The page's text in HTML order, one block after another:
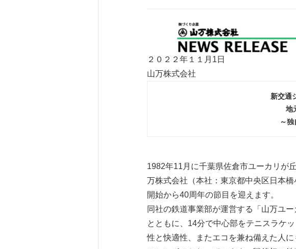
２０２２年１１月1日
山万株式会社
新交通
地
～
1982年11月に千葉県佐倉市ユーカリが
万株式会社（本社：東京都中央区日本
開始から40周年の節目を迎えます。
同社の鉄道事業部が運営する「山万ユ
とともに、14分で中心部をテニスラケ
性と快適性、またエコを兼ね備えた人